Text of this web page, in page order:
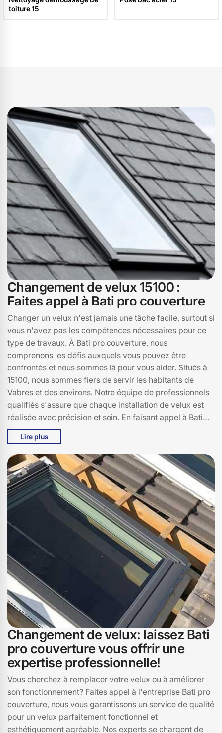
toiture 15
Changement de velux 15100 :
Faites appel à Bati pro couverture
Changer un velux n'est jamais une tâche facile, surtout si
vous n'avez pas les compétences nécessaires pour ce
type de travaux. À Bati pro couverture, nous
comprenons les défis auxquels vous pouvez être
confrontés et nous sommes là pour vous aider. Situés à
15100, nous sommes fiers de servir les habitants de
Vabres et des environs. Notre équipe de professionnels
qualifiés s'assure que chaque installation de velux est
réalisée avec précision et soin. En faisant appel à Bati
pro couverture, vous bénéficiez non seulement d'un
service de qualité, mais aussi de notre expertise pour
vous conseiller sur le choix du velux le plus adapté à vos
besoins. Ne laissez pas un velux défectueux
compromettre le confort de votre maison. Contactez Bati
pro couverture dès aujourd'hui et laissez-nous vous
aider à redonner à votre maison de Vabres toute la
luminosité et l'aération qu'elle mérite. Avec Bati pro
couverture, votre satisfaction est notre priorité.
Lire plus
Changement de velux: laissez Bati
pro couverture vous offrir une
expertise professionnelle!
Vous cherchez à remplacer votre velux ou à améliorer
son fonctionnement? Faites appel à l'entreprise Bati pro
couverture, nous vous garantissons un service de qualité
pour un velux parfaitement fonctionnel et
esthétiquement agréable. Nos experts se chargent de